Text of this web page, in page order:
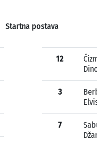
Startna postava
12
3
7